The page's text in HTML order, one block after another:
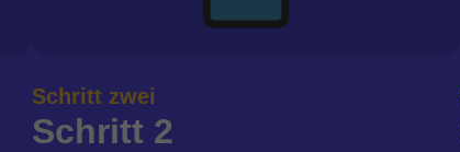
Schritt zwei
Schritt 2